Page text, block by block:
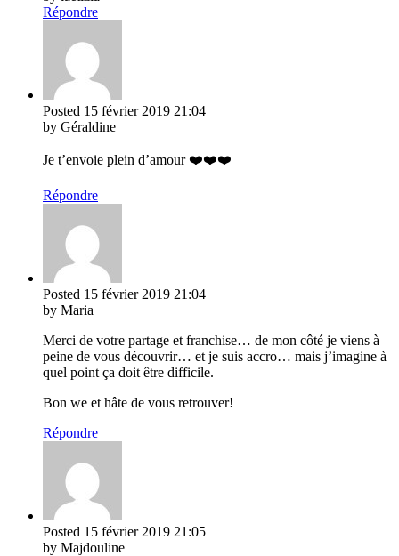
Répondre
Posted 15 février 2019 21:04
by Géraldine
Je t’envoie plein d’amour ❤️❤️❤️
Répondre
Posted 15 février 2019 21:04
by Maria
Merci de votre partage et franchise… de mon côté je viens à
peine de vous découvrir… et je suis accro… mais j’imagine à
quel point ça doit être difficile.
Bon we et hâte de vous retrouver!
Répondre
Posted 15 février 2019 21:05
by Majdouline